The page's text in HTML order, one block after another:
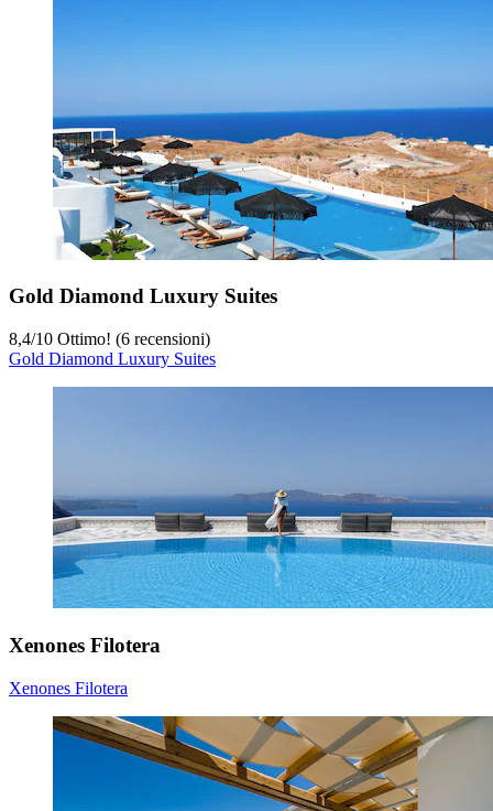
Gold Diamond Luxury Suites
8,4/10 Ottimo! (6 recensioni)
Gold Diamond Luxury Suites
Xenones Filotera
Xenones Filotera